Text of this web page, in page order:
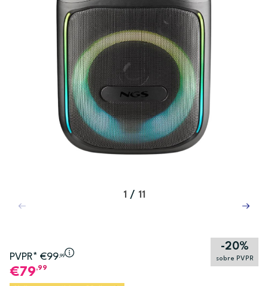
1 / 11
PVPR* €99,99
-20%
sobre PVPR
79,99